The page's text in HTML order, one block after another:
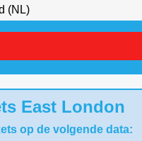
East London
op de volgende data: